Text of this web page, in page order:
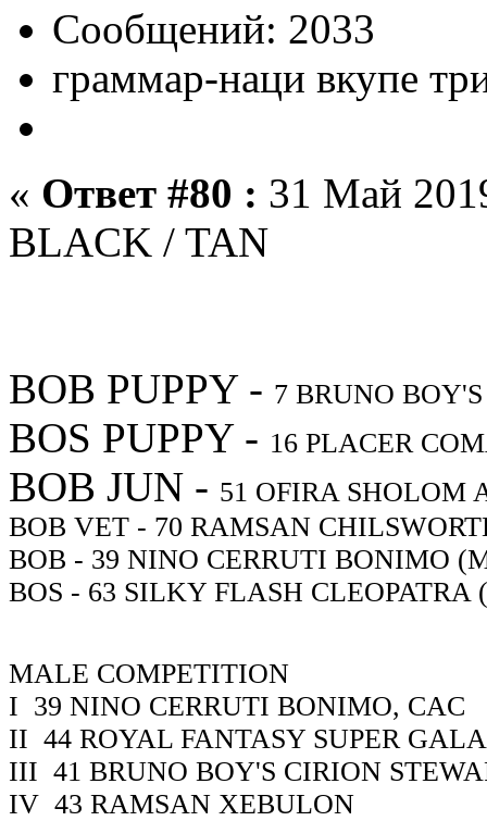
Сообщений: 2033
граммар-наци вкупе
« Ответ #80 : 31 Май
BLACK / TAN
BOB PUPPY - 7 BRUNO
BOS PUPPY - 16 PLACER
BOB JUN - 51 OFIRA SHOLOM
BOB VET - 70 RAMSAN
BOB - 39 NINO CERRUTI BONIMO
BOS - 63 SILKY FLASH CLEOPATRA
MALE COMPETITION
I 39 NINO CERRUTI BONIMO, CAC
II 44 ROYAL FANTASY SUPER
III 41 BRUNO BOY'S CIRION
IV 43 RAMSAN XEBULON